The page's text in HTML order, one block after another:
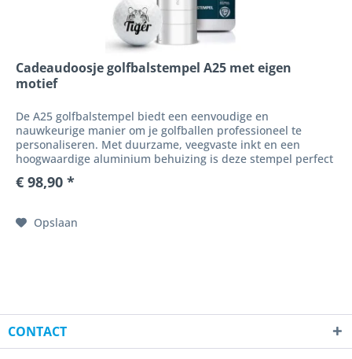
Cadeaudoosje golfbalstempel A25 met eigen
motief
De A25 golfbalstempel biedt een eenvoudige en
nauwkeurige manier om je golfballen professioneel te
personaliseren. Met duurzame, veegvaste inkt en een
hoogwaardige aluminium behuizing is deze stempel perfect
voor initialen, symbolen of...
€ 98,90 *
Opslaan
CONTACT